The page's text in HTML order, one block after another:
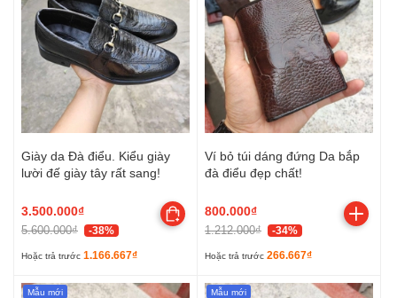
Giày da Đà điểu. Kiểu giày
lười đế giày tây rất sang!
3.500.000₫
5.600.000₫ -38%
Hoặc trả trước 1.166.667₫
Ví bỏ túi dáng đứng Da bắp
đà điểu đẹp chất!
800.000₫
1.212.000₫ -34%
Hoặc trả trước 266.667₫
Mẫu mới Mẫu mới